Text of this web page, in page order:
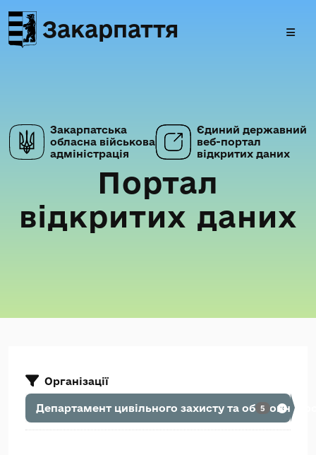
Закарпаття
Закарпатська
обласна військова
адміністрація
Єдиний державний
веб-портал
відкритих даних
Портал
відкритих даних
Організації
Департамент цивільного захисту та оборонної
5